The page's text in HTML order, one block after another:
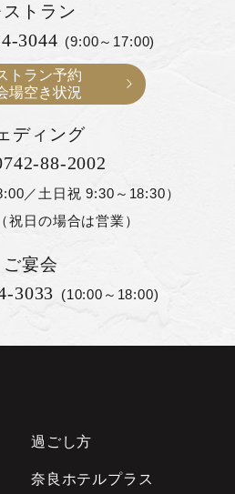
ストラン
3044 (9:00～17:00)
トラン予約
場空き状況
ディング
88-2002
／土日祝 9:30～18:30）
祝日の場合は営業）
ご宴会
3033 (10:00～18:00)
過ごし方
奈良ホテルプラス